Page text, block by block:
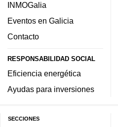
INMOGalia
Eventos en Galicia
Contacto
RESPONSABILIDAD SOCIAL
Eficiencia energética
Ayudas para inversiones
SECCIONES